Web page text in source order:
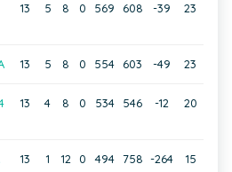
13 5 8 0 569 608 -39 23
13 5 8 0 554 603 -49 23
13 4 8 0 534 546 -12 20
13 1 12 0 494 758 -264 15